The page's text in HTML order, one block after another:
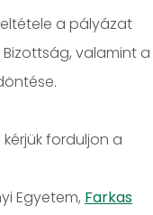
a pályázat
valamint a
forduljon a
Egyetem, Farkas